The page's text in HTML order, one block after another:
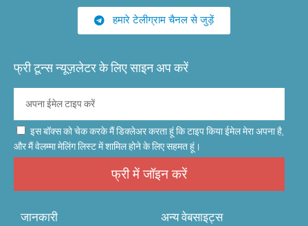
हमारे टेलीग्राम चैनल से जुड़ें
फ्री टून्स न्यूज़लेटर के लिए साइन अप करें
इस बॉक्स को चेक करके मैं डिक्लेअर करता हूं कि टाइप किया ईमेल मेरा अपना है,
और मैं वेलम्मा मेलिंग लिस्ट में शामिल होने के लिए सहमत हूं।
फ्री में जॉइन करें
जानकारी अन्य वेबसाइट्स